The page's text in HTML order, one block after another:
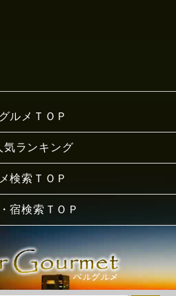
ルメＴＯＰ
気ランキング
検索ＴＯＰ
宿検索ＴＯＰ